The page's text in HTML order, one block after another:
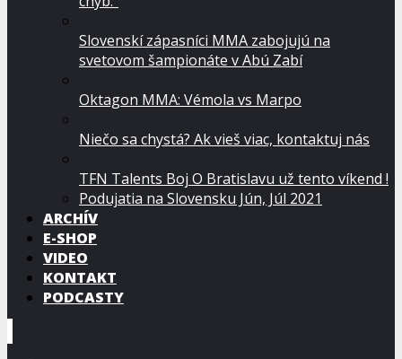
Slovenskí zápasníci MMA zabojujú na
svetovom šampionáte v Abú Zabí
Oktagon MMA: Vémola vs Marpo
Niečo sa chystá? Ak vieš viac, kontaktuj nás
TFN Talents Boj O Bratislavu už tento víkend !
Podujatia na Slovensku Jún, Júl 2021
ARCHÍV
E-SHOP
VIDEO
KONTAKT
PODCASTY